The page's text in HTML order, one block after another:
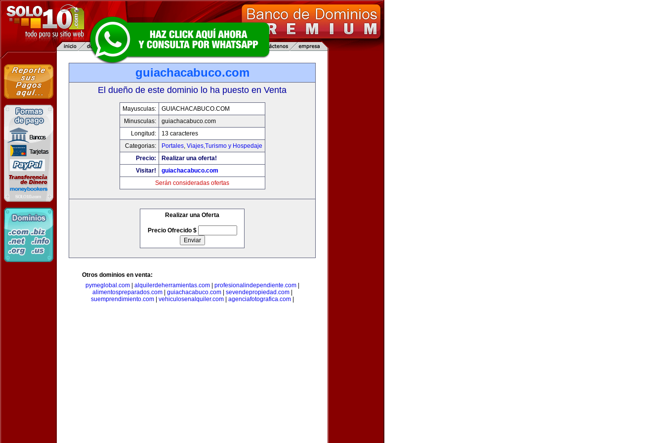
guiachacabuco.com
El dueño de este dominio lo ha puesto en Venta
Mayusculas:
GUIACHACABUCO.COM
Minusculas:
guiachacabuco.com
Longitud:
13 caracteres
Categorias:
Portales, Viajes,Turismo y Hospedaje
Precio:
Realizar una oferta!
Visitar!
guiachacabuco.com
Serán consideradas ofertas
Realizar una Oferta
Precio Ofrecido $
Otros dominios en venta:
pymeglobal.com| alquilerdeherramientas.com| profesionalindependiente.com|
alimentospreparados.com| guiachacabuco.com| sevendepropiedad.com|
suemprendimiento.com| vehiculosenalquiler.com| agenciafotografica.com|